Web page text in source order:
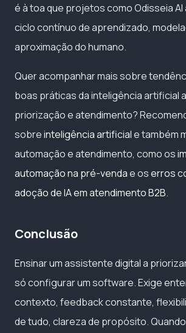
é à toa que projetos como Odisseia AI
ciclo contínuo de aprendizado,
aproximação do humano.
Quer acompanhar mais sobre
boas práticas da inteligência artificial
priorização e atendimento?
sobreinteligência artificiale também
automação e atendimento, como os
automação na pré-vendae oserros
adoção de IA em atendimento B2B.
Conclusão
Ensinar um assistente digital a
só configurar um software. Exige
contexto, feedback constante,
de tudo, clareza de propósito.